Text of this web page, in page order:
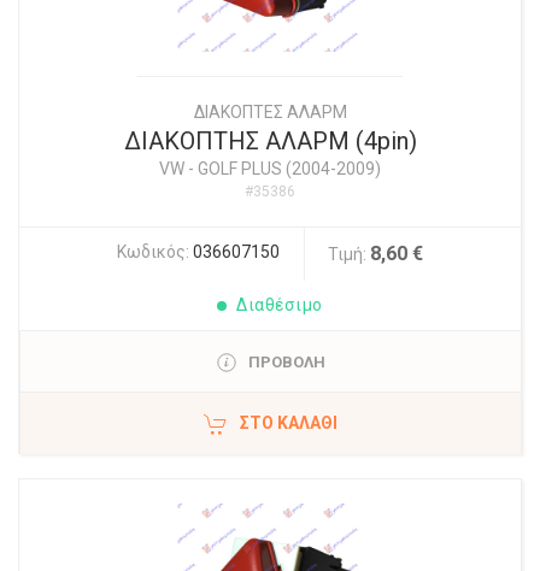
ΔΙΑΚΟΠΤΕΣ ΑΛΑΡΜ
ΔΙΑΚΟΠΤΗΣ ΑΛΑΡΜ (4pin)
VW - GOLF PLUS (2004-2009)
#35386
Κωδικός: 036607150 Τιμή: 8,60 €
Διαθέσιμο
ΠΡΟΒΟΛΗ
ΣΤΟ ΚΑΛΆΘΙ